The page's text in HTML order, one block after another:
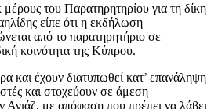
του Παρατηρητηρίου για τη δίκη
είπε ότι η εκδήλωση
από το παρατηρητήριο σε
κοινότητα της Κύπρου.
και έχουν διατυπωθεί κατ’ επανάληψη
και στοχεύουν σε άμεση
με απόφαση που πρέπει να λάβει